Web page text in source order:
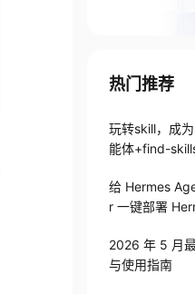
热门推荐
玩转skill，成
能体+find-
给 Hermes
r 一键部署
2026 年 5 月
与使用指南